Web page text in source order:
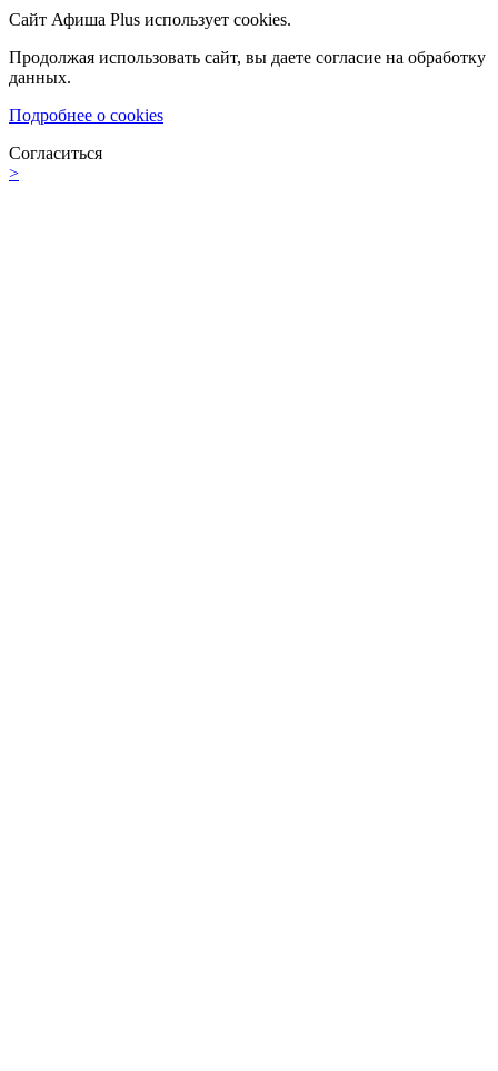
Сайт Афиша Plus использует cookies.
Продолжая использовать сайт, вы даете согласие на обработку
данных.
Подробнее о cookies
Согласиться
>